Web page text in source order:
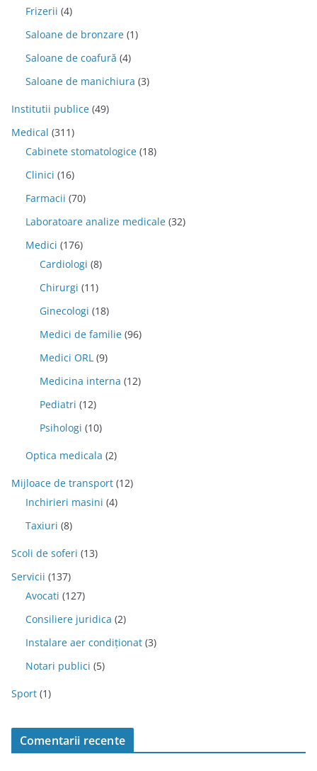
Frizerii (4)
Saloane de bronzare (1)
Saloane de coafură (4)
Saloane de manichiura (3)
Institutii publice (49)
Medical (311)
Cabinete stomatologice (18)
Clinici (16)
Farmacii (70)
Laboratoare analize medicale (32)
Medici (176)
Cardiologi (8)
Chirurgi (11)
Ginecologi (18)
Medici de familie (96)
Medici ORL (9)
Medicina interna (12)
Pediatri (12)
Psihologi (10)
Optica medicala (2)
Mijloace de transport (12)
Inchirieri masini (4)
Taxiuri (8)
Scoli de soferi (13)
Servicii (137)
Avocati (127)
Consiliere juridica (2)
Instalare aer condiționat (3)
Notari publici (5)
Sport (1)
Comentarii recente